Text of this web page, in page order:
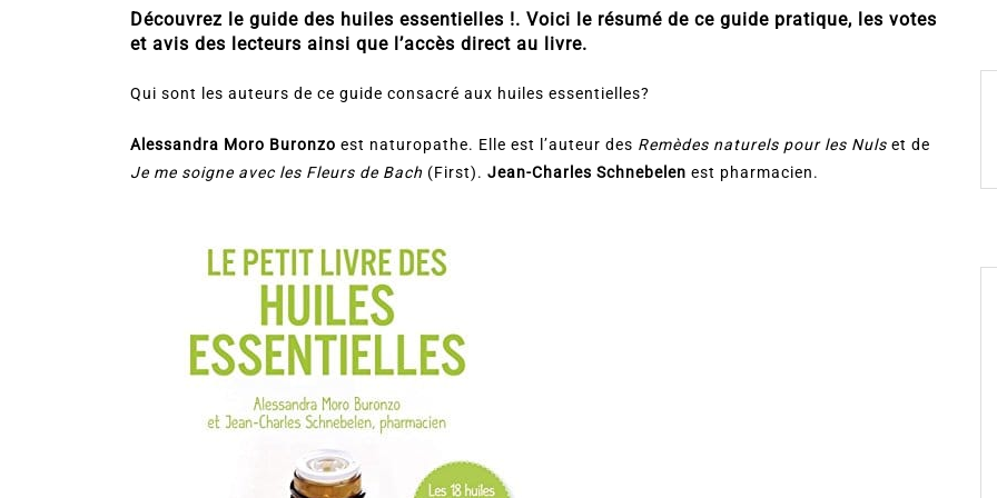
Découvrez le guide des huiles essentielles !. Voici le résumé de ce guide pratique, les votes
et avis des lecteurs ainsi que l’accès direct au livre.
Qui sont les auteurs de ce guide consacré aux huiles essentielles?
Alessandra Moro Buronzo est naturopathe. Elle est l’auteur des Remèdes naturels pour les Nuls et de
Je me soigne avec les Fleurs de Bach (First). Jean-Charles Schnebelen est pharmacien.